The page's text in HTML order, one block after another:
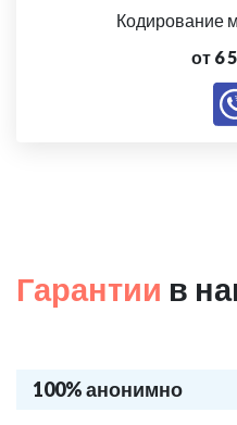
Кодирование
от 6
Гарантии в
100% анонимно